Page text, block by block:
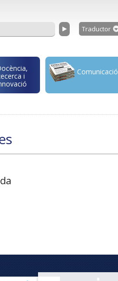
Traductor
i
Comunicació